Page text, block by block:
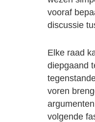
vooraf
discussie
Elke raad
diepgaand
voren
volgende